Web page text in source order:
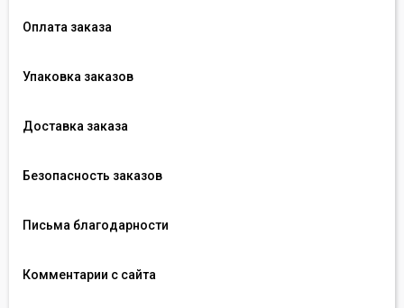
Оплата заказа
Упаковка заказов
Доставка заказа
Безопасность заказов
Письма благодарности
Комментарии с сайта